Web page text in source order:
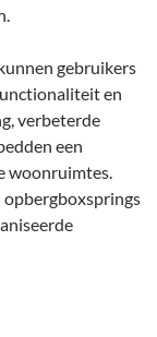
gebruikers
en
verbeterde
een
woonruimtes.
opbergboxsprings